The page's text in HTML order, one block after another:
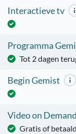
Interactieve tv
Programma
Tot 2 dagen
Begin Gemist
Video on Demand
Gratis of